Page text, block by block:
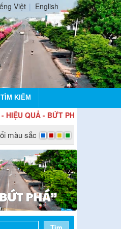
Việt English
TÌM KIẾM
- BỨT PHÁ "
màu sắc